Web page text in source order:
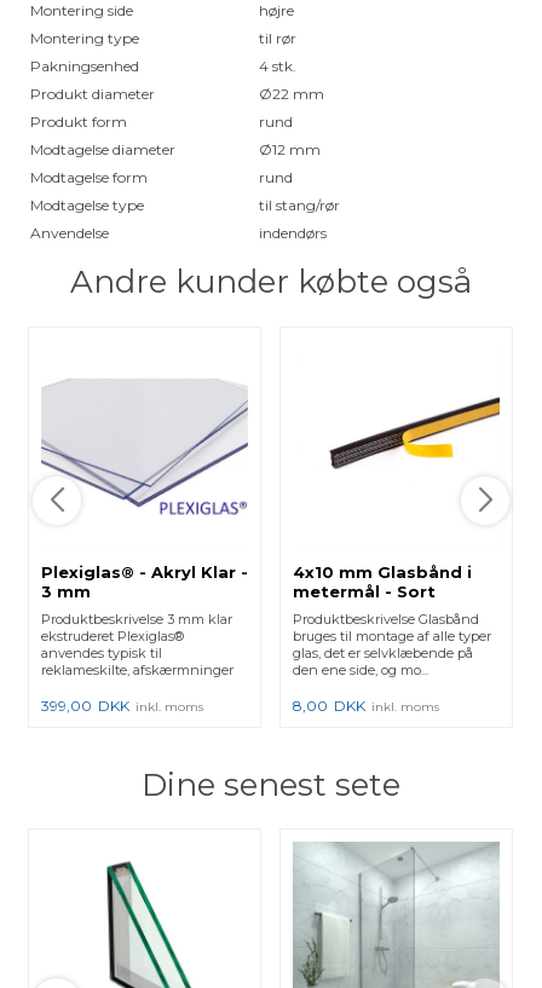
Montering side
højre
Montering type
til rør
Pakningsenhed
4 stk.
Produkt diameter
Ø22 mm
Produkt form
rund
Modtagelse diameter
Ø12 mm
Modtagelse form
rund
Modtagelse type
til stang/rør
Anvendelse
indendørs
Andre kunder købte også
Plexiglas® - Akryl Klar -
3 mm
Produktbeskrivelse 3 mm klar
ekstruderet Plexiglas®
anvendes typisk til
reklameskilte, afskærmninger
399,00 DKK inkl. moms
4x10 mm Glasbånd i
metermål - Sort
Produktbeskrivelse Glasbånd
bruges til montage af alle typer
glas, det er selvklæbende på
den ene side, og mo...
8,00 DKK inkl. moms
Dine senest sete